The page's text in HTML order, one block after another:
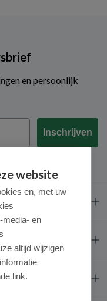
en persoonlijk
Inschrijven
website
en, met uw
media- en
altijd wijzigen
link.